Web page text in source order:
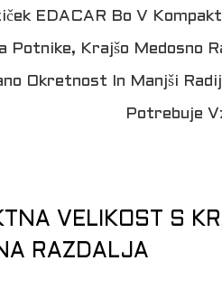
EDACAR Bo V
Potnike, Krajšo Medosno
Okretnost In Manjši
Potrebuje
VELIKOST S
RAZDALJA